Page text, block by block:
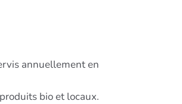
annuellement en
bio et locaux.